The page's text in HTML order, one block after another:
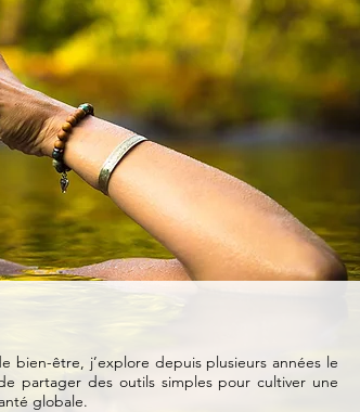
bien-être, j’explore depuis plusieurs années le
partager des outils simples pour cultiver une
globale.